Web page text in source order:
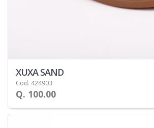
XUXA SAND
Cod. 424903
Q. 100.00